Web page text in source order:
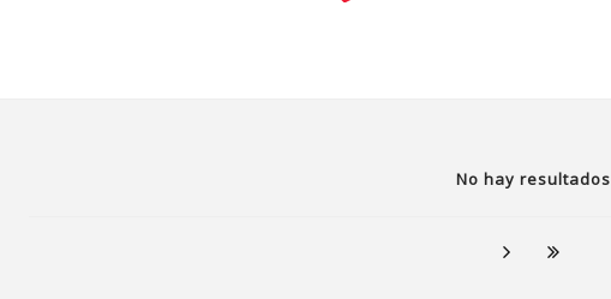
No hay resultados